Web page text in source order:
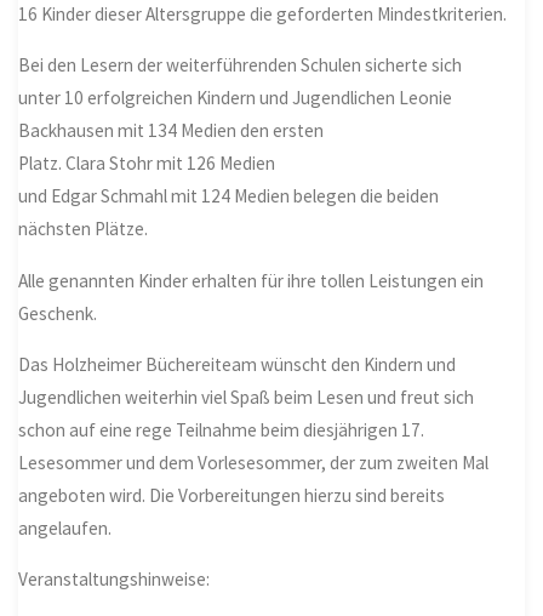
16 Kinder dieser Altersgruppe die geforderten Mindestkriterien.
Bei den Lesern der weiterführenden Schulen sicherte sich
unter 10 erfolgreichen Kindern und Jugendlichen Leonie
Backhausen mit 134 Medien den ersten
Platz. Clara Stohr mit 126 Medien
und Edgar Schmahl mit 124 Medien belegen die beiden
nächsten Plätze.
Alle genannten Kinder erhalten für ihre tollen Leistungen ein
Geschenk.
Das Holzheimer Büchereiteam wünscht den Kindern und
Jugendlichen weiterhin viel Spaß beim Lesen und freut sich
schon auf eine rege Teilnahme beim diesjährigen 17.
Lesesommer und dem Vorlesesommer, der zum zweiten Mal
angeboten wird. Die Vorbereitungen hierzu sind bereits
angelaufen.
Veranstaltungshinweise: